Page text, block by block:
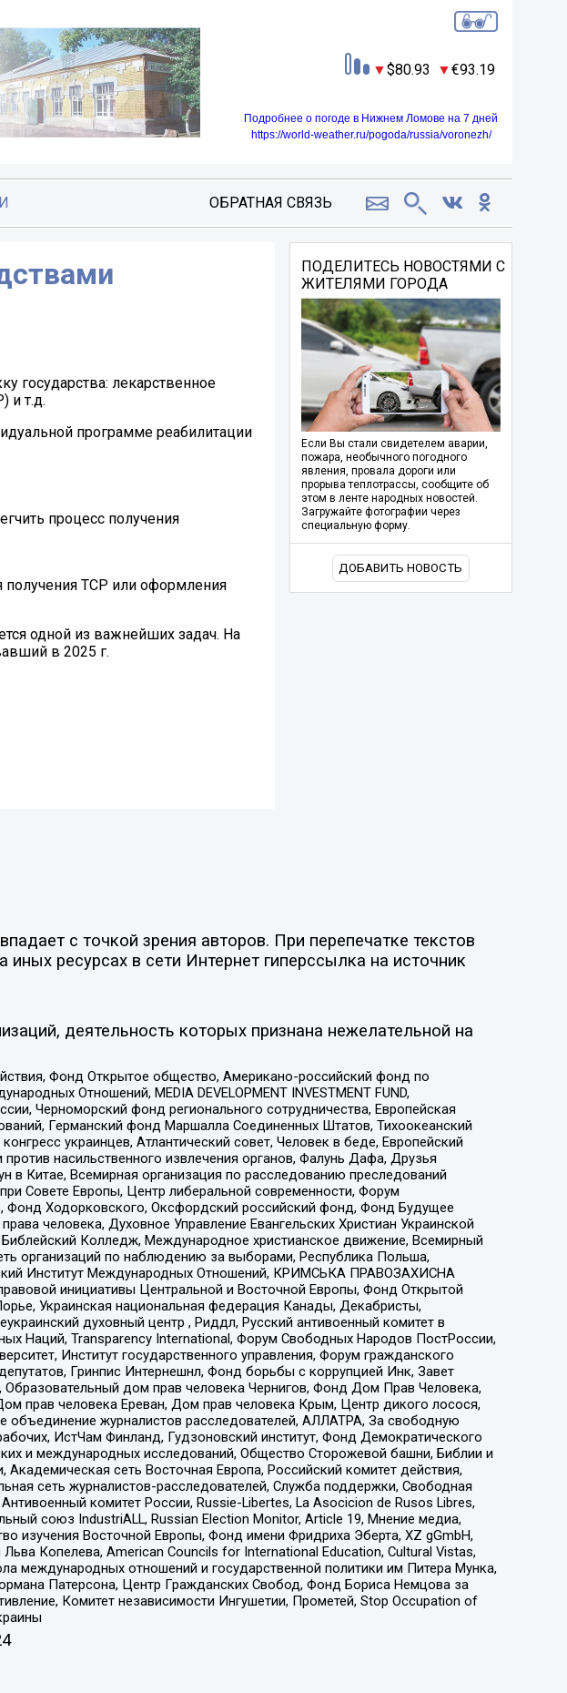
80.93 93.19
Подробнее о погоде в Нижнем Ломове на 7 дней
https://world-weather.ru/pogoda/russia/voronezh/
ОБРАТНАЯ СВЯЗЬ
государства: лекарственное
и т.д.
программе реабилитации
процесс получения
получения ТСР или оформления
одной из важнейших задач. На
в 2025 г.
ПОДЕЛИТЕСЬ НОВОСТЯМИ С
ЖИТЕЛЯМИ ГОРОДА
Если Вы стали свидетелем аварии,
пожара, необычного погодного
явления, провала дороги или
прорыва теплотрассы, сообщите об
этом в ленте народных новостей.
Загружайте фотографии через
специальную форму.
ДОБАВИТЬ НОВОСТЬ
с точкой зрения авторов. При перепечатке текстов
ресурсах в сети Интернет гиперссылка на источник
деятельность которых признана нежелательной на
Фонд Открытое общество, Американо-российский фонд по
Отношений, MEDIA DEVELOPMENT INVESTMENT FUND,
Черноморский фонд регионального сотрудничества, Европейская
Германский фонд Маршалла Соединенных Штатов, Тихоокеанский
украинцев, Атлантический совет, Человек в беде, Европейский
насильственного извлечения органов, Фалунь Дафа, Друзья
в Китае, Всемирная организация по расследованию преследований
Совете Европы, Центр либеральной современности, Форум
Фонд Ходорковского, Оксфордский российский фонд, Фонд Будущее
человека, Духовное Управление Евангельских Христиан Украинской
Колледж, Международное христианское движение, Всемирный
организаций по наблюдению за выборами, Республика Польша,
Институт Международных Отношений, КРИМСЬКА ПРАВОЗАХИСНА
инициативы Центральной и Восточной Европы, Фонд Открытой
Украинская национальная федерация Канады, Декабристы,
духовный центр , Риддл, Русский антивоенный комитет в
Наций, Transparеncy International, Форум Свободных Народов ПостРоссии,
Институт государственного управления, Форум гражданского
Гринпис Интернешнл, Фонд борьбы с коррупцией Инк, Завет
Образовательный дом прав человека Чернигов, Фонд Дом Прав Человека,
прав человека Ереван, Дом прав человека Крым, Центр дикого лосося,
объединение журналистов расследователей, АЛЛАТРА, За свободную
ИстЧам Финланд, Гудзоновский институт, Фонд Демократического
и международных исследований, Общество Сторожевой башни, Библии и
сеть Восточная Европа, Российский комитет действия,
сеть журналистов-расследователей, Служба поддержки, Свободная
комитет России, Russie-Libertes, La Asocicion de Rusos Libres,
союз IndustriALL, Russian Election Monitor, Article 19, Мнение медиа,
изучения Восточной Европы, Фонд имени Фридриха Эберта, XZ gGmbH,
Копелева, American Councils for International Education, Cultural Vistas,
международных отношений и государственной политики им Питера Мунка,
Патерсона, Центр Гражданских Свобод, Фонд Бориса Немцова за
Комитет независимости Ингушетии, Прометей, Stop Occupation of